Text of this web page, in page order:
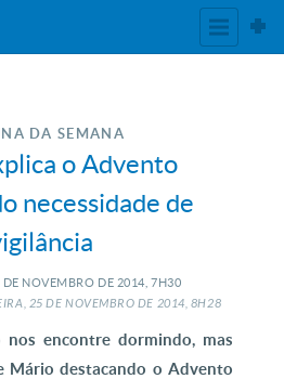
DA SEMANA
o Advento
necessidade de
DE NOVEMBRO DE 2014, 7H30
25 DE NOVEMBRO DE 2014, 8H28
nos encontre dormindo, mas
Mário destacando o Advento